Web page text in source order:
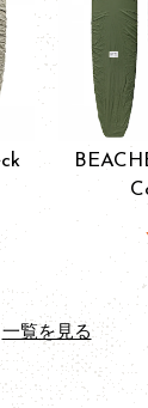
一覧を見る